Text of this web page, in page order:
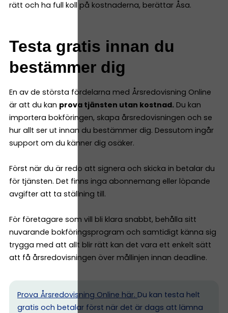
rätt och ha full koll på kostnaderna, berättar Åsa.
Testa gratis innan du
bestämmer dig
En av de största fördelarna med Årsredovisning Online
är att du kan prova tjänsten utan kostnad. Du kan
importera bokföringen, skapa årsredovisningen och se
hur allt ser ut innan du bestämmer dig. Dessutom ingår
support om du känner dig osäker.
Först när du är redo att signera och skicka in betalar du
för tjänsten. Det finns inga abonnemang eller löpande
avgifter att ta ställning till.
För företagare som vill bli klara snabbt, behålla sitt
nuvarande bokföringsprogram och samtidigt känna sig
trygga med att allt blir rätt kan det vara ett enkelt sätt
att få årsredovisningen över mållinjen innan deadline.
Prova Årsredovisning Online här. Du kan testa helt
gratis och betalar först när det är dags att lämna